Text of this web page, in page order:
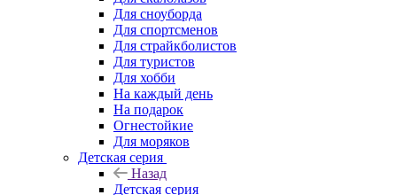
Для сноуборда
Для спортсменов
Для страйкболистов
Для туристов
Для хобби
На каждый день
На подарок
Огнестойкие
Для моряков
Детская серия
Назад
Детская серия